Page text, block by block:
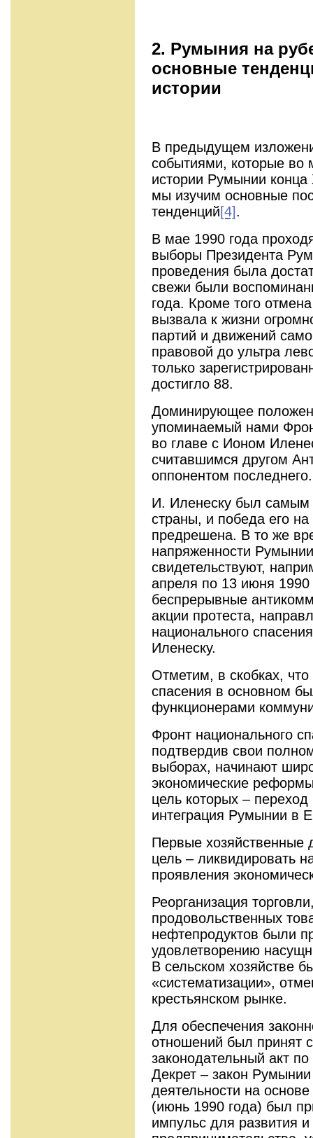
2. Румыния на
основные
истории
В предыдущем
событиями, которые во
истории Румынии
мы изучим основные
тенденций[4].
В мае 1990 года
выборы Президента
проведения была
свежи были
года. Кроме того
вызвала к жизни
партий и движений
правовой до ультра
только
достигло 88.
Доминирующее
упоминаемый нами
во главе с Ионом
считавшимся другом
оппонентом последнего.
И. Иленеску был самым
страны, и победа его
предрешена. В то же
напряженности
свидетельствуют,
апреля по 13 июня 1990
беспрерывные
акции протеста,
национального
Иленеску.
Отметим, в скобках,
спасения в основном
функционерами
Фронт национального
подтвердив свои
выборах, начинают
экономические
цель которых –
интеграция Румынии в
Первые хозяйственные
цель – ликвидировать
проявления
Реорганизация
продовольственных
нефтепродуктов были
удовлетворению
В сельском хозяйстве
«систематизации»,
крестьянском рынке.
Для обеспечения
отношений был принят
законодательный акт
Декрет – закон
деятельности на
(июнь 1990 года) был
импульс для развития